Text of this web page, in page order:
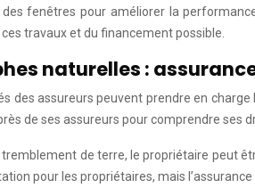
fenêtres pour améliorer la
travaux et du financement possible.
naturelles :
des assureurs peuvent prendre en
de ses assureurs pour comprendre ses
de terre, le propriétaire peut
pour les propriétaires, mais